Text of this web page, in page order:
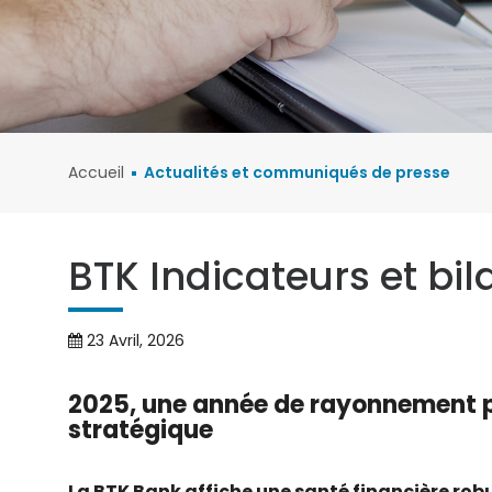
Convertibles
Epargne Essaba
Progresso
Crédit Auto
Visa Classique
VISA Nationale
Mastercard
Mastercard Gold
Carte Escapade
SECURIPASS
Accueil Actualités et communiqués de presse
BTK Indicateurs et
23 Avril, 2026
2025, une année de
stratégique